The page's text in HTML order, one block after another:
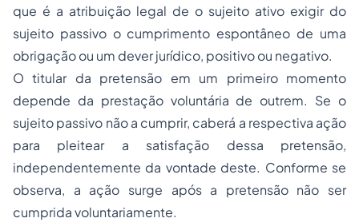
que é a atribuição legal de o sujeito ativo exigir do
sujeito passivo o cumprimento espontâneo de uma
obrigação ou um dever jurídico, positivo ou negativo.
O titular da pretensão em um primeiro momento
depende da prestação voluntária de outrem. Se o
sujeito passivo não a cumprir, caberá a respectiva ação
para pleitear a satisfação dessa pretensão,
independentemente da vontade deste. Conforme se
observa, a ação surge após a pretensão não ser
cumprida voluntariamente.